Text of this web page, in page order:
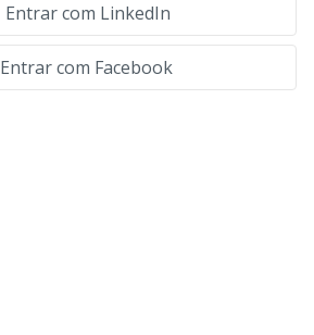
Entrar com LinkedIn
Entrar com Facebook